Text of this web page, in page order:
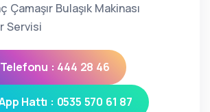
Çamaşır Bulaşık Makinası
Servisi
: 444 28 46
Hattı : 0535 570 61 87